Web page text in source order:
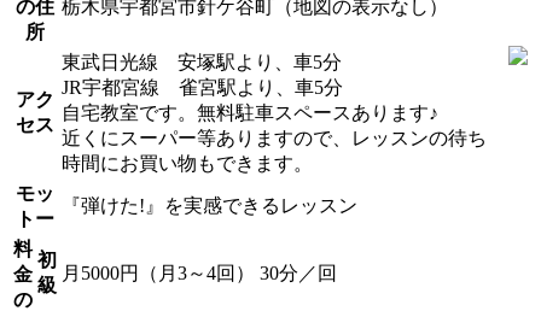
の住
所
栃木県宇都宮市針ケ谷町（地図の表示なし）
アク
セス
東武日光線 安塚駅より、車5分
JR宇都宮線 雀宮駅より、車5分
自宅教室です。無料駐車スペースあります♪
近くにスーパー等ありますので、レッスンの待ち
時間にお買い物もできます。
モッ
トー
『弾けた!』を実感できるレッスン
料
金
の
初
級
月5000円（月3～4回） 30分／回